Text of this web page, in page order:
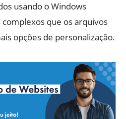
usando o Windows
complexos que os arquivos
opções de personalização.